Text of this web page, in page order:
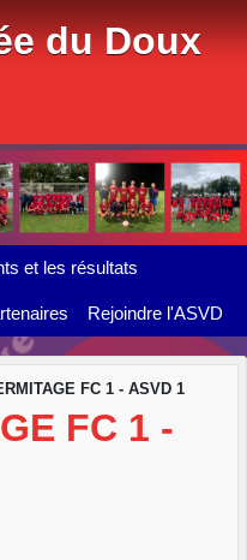
du Doux
et les résultats
Rejoindre l'ASVD
FC 1 - ASVD 1
FC 1 -